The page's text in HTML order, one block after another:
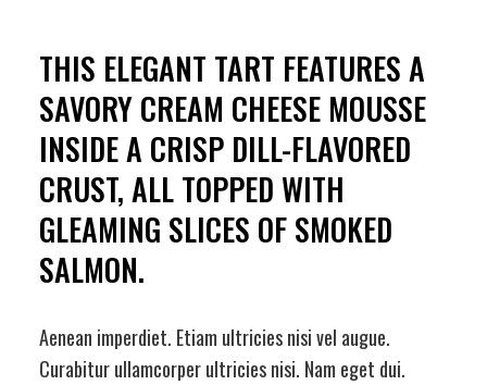
THIS ELEGANT TART FEATURES A
SAVORY CREAM CHEESE MOUSSE
INSIDE A CRISP DILL-FLAVORED
CRUST, ALL TOPPED WITH
GLEAMING SLICES OF SMOKED
SALMON.
Aenean imperdiet. Etiam ultricies nisi vel augue.
Curabitur ullamcorper ultricies nisi. Nam eget dui.